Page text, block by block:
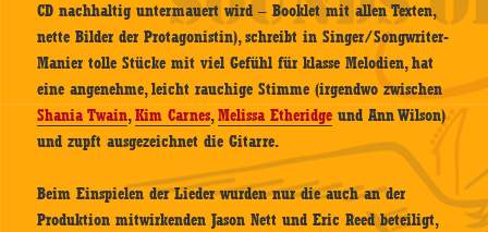
CD nachhaltig untermauert wird – Booklet mit allen Texten,
nette Bilder der Protagonistin), schreibt in Singer/Songwriter-
Manier tolle Stücke mit viel Gefühl für klasse Melodien, hat
eine angenehme, leicht rauchige Stimme (irgendwo zwischen
Shania Twain,Kim Carnes,Melissa Etheridge und Ann Wilson)
und zupft ausgezeichnet die Gitarre.
Beim Einspielen der Lieder wurden nur die auch an der
Produktion mitwirkenden Jason Nett und Eric Reed beteiligt,